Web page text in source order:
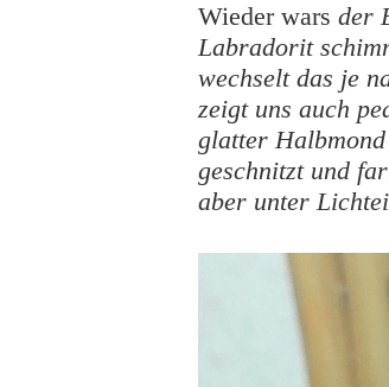
Wieder wars der
Labradorit
wechselt das je
zeigt uns auch
glatter
geschnitzt und
aber unter